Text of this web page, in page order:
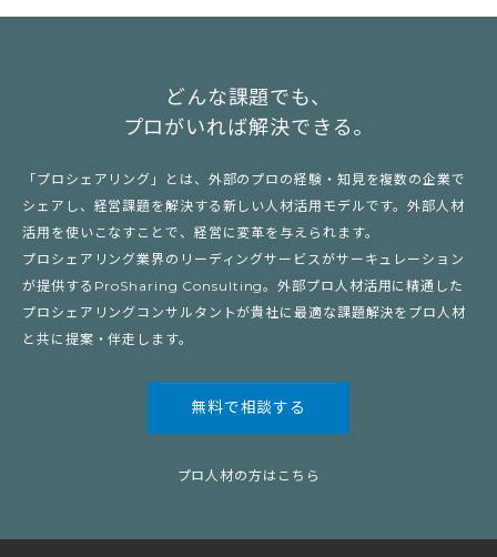
どんな課題でも、
プロがいれば解決できる。
「プロシェアリング」とは、外部のプロの経験・知見を複数の企業で
シェアし、経営課題を解決する新しい人材活用モデルです。外部人材
活用を使いこなすことで、経営に変革を与えられます。
プロシェアリング業界のリーディングサービスがサーキュレーション
が提供するProSharing Consulting。外部プロ人材活用に精通した
プロシェアリングコンサルタントが貴社に最適な課題解決をプロ人材
と共に提案・伴走します。
無料で相談する
プロ人材の方はこちら